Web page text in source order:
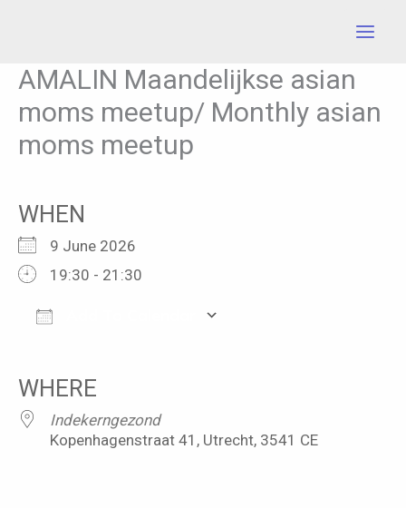
content
AMALIN Maandelijkse asian
moms meetup/ Monthly asian
moms meetup
WHEN
9 June 2026
19:30 - 21:30
WHERE
Indekerngezond
Kopenhagenstraat 41, Utrecht, 3541 CE